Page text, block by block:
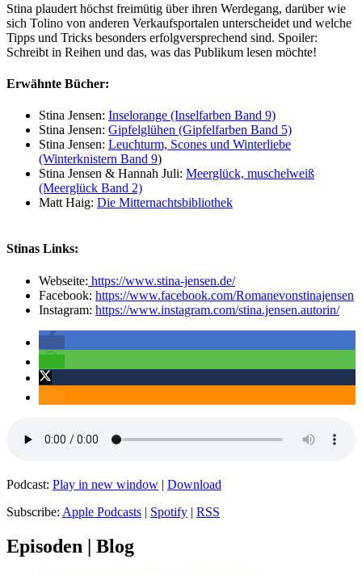
Stina plaudert höchst freimütig über ihren Werdegang, darüber wie
sich Tolino von anderen Verkaufsportalen unterscheidet und welche
Tipps und Tricks besonders erfolgversprechend sind. Spoiler:
Schreibt in Reihen und das, was das Publikum lesen möchte!
Erwähnte Bücher:
Stina Jensen: Inselorange (Inselfarben Band 9)
Stina Jensen: Gipfelglühen (Gipfelfarben Band 5)
Stina Jensen: Leuchturm, Scones und Winterliebe
(Winterknistern Band 9)
Stina Jensen & Hannah Juli: Meerglück, muschelweiß
(Meerglück Band 2)
Matt Haig: Die Mitternachtsbibliothek
Stinas Links:
Webseite: https://www.stina-jensen.de/
Facebook: https://www.facebook.com/Romanevonstinajensen
Instagram: https://www.instagram.com/stina.jensen.autorin/
Podcast: Play in new window | Download
Subscribe: Apple Podcasts | Spotify | RSS
Episoden | Blog